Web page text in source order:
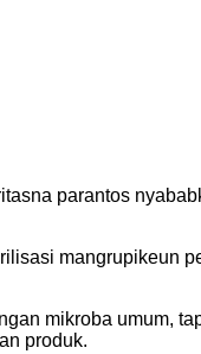
parantos
mangrupikeun
mikroba umum,
produk.